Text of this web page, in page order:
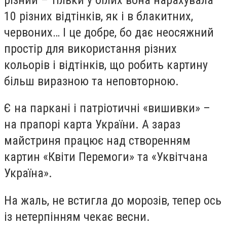
10 різних відтінків, як і в блакитних,
червоних… І це добре, бо дає неосяжний
простір для використання різних
кольорів і відтінків, що робить картину
більш виразною та неповторною.
Є на паркані і патріотичні «вишивки» –
на прапорі карта України. А зараз
майстриня працює над створенням
картин «Квіти Перемоги» та «Уквітчана
Україна».
На жаль, не встигла до морозів, тепер ось
із нетерпінням чекає весни.